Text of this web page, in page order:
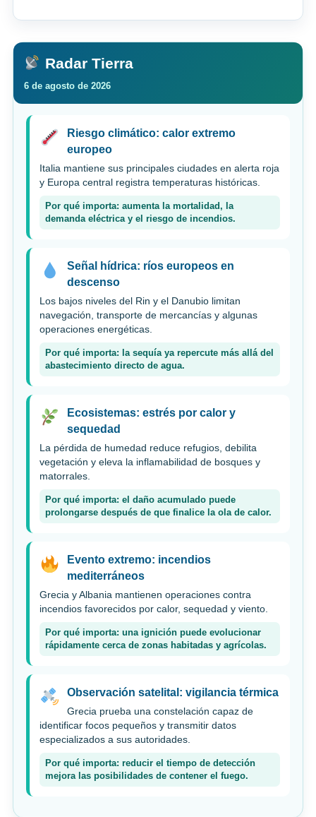
Radar Tierra
6 de agosto de 2026
Riesgo climático: calor extremo
europeo
Italia mantiene sus principales ciudades en alerta roja
y Europa central registra temperaturas históricas.
Por qué importa: aumenta la mortalidad, la
demanda eléctrica y el riesgo de incendios.
Señal hídrica: ríos europeos en
descenso
Los bajos niveles del Rin y el Danubio limitan
navegación, transporte de mercancías y algunas
operaciones energéticas.
Por qué importa: la sequía ya repercute más allá del
abastecimiento directo de agua.
Ecosistemas: estrés por calor y
sequedad
La pérdida de humedad reduce refugios, debilita
vegetación y eleva la inflamabilidad de bosques y
matorrales.
Por qué importa: el daño acumulado puede
prolongarse después de que finalice la ola de calor.
Evento extremo: incendios
mediterráneos
Grecia y Albania mantienen operaciones contra
incendios favorecidos por calor, sequedad y viento.
Por qué importa: una ignición puede evolucionar
rápidamente cerca de zonas habitadas y agrícolas.
Observación satelital: vigilancia térmica
Grecia prueba una constelación capaz de
identificar focos pequeños y transmitir datos
especializados a sus autoridades.
Por qué importa: reducir el tiempo de detección
mejora las posibilidades de contener el fuego.